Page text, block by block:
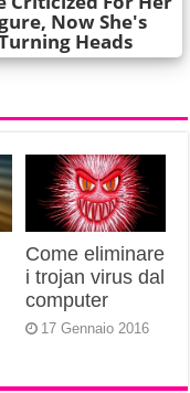
Come eliminare
i trojan virus dal
computer
17 Gennaio 2016